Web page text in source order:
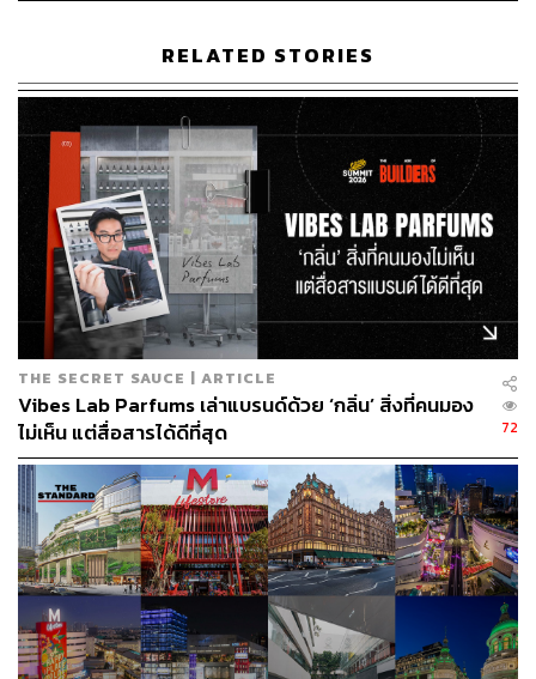
หากเปรียบเทียบการเติบโตของธุรกิจพานาโซนิคในไทยกับ
รายได้จากตลาดโลก กลุ่มอุตสาหกรรมยานยนต์และเครื่อง
มือยังเป็นสัดส่วนรายได้ใหญ่ที่สุด โดยคิดเป็น 34% ของตลาด
โลก ขณะที่ในประเทศไทยคิดเป็นสัดส่วนรายได้สูงถึง 59%
ซึ่งสอดคล้องกับการผลิตในอุตสาหกรรมยานยนต์ที่
ประเทศไทยเป็นผู้ผลิตและส่งออกรายสำคัญในภูมิภาคนี้
รองลงมาคือกลุ่มเครื่องใช้ไฟฟ้า โดยพานาโซนิคมีรายได้
จากสินค้ากลุ่มนี้ 32% ของทั้งตลาดโลก ซึ่งใกล้เคียงกับ
สัดส่วนรายได้ในประเทศไทยที่คิดเป็น 30% ถือเป็นอีกกลุ่ม
สินค้าสำคัญที่มีฐานลูกค้าอยู่พอสมควร ขณะที่รายได้จาก
กลุ่มสินค้าเพื่อการอยู่อาศัย เช่น หลอดไฟ ระบบปรับอากาศ
ระบบไฟฟ้า เป็นต้น มีรายได้เป็น 20% จากทั้งตลาดโลก และ
คิดเป็นสัดส่วน 9% สำหรับตลาดประเทศไทย
RELATED STORIES
THE SECRET SAUCE | ARTICLE
Vibes Lab Parfums เล่าแบรนด์ด้วย ‘กลิ่น’ สิ่งที่คนมอง
ไม่เห็น แต่สื่อสารได้ดีที่สุด
72